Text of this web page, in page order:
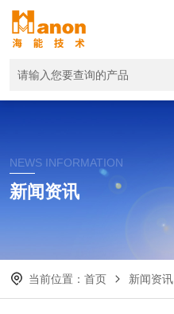
NEWS INFORMATION
新闻资讯
当前位置： 首页 新闻资讯